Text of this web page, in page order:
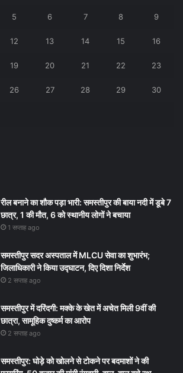
5 6 7 8 9
12 13 14 15 16
19 20 21 22 23
26 27 28 29 30
रील बनाने का शौक पड़ा भारी: समस्तीपुर की बाया नदी में डूबे 7
छात्र, 1 की मौत, 6 को स्थानीय लोगों ने बचाया
1 सप्ताह ago
समस्तीपुर सदर अस्पताल में MLCU सेवा का शुभारंभ;
जिलाधिकारी ने किया उद्घाटन, दिए दिशा निर्देश
2 सप्ताह ago
समस्तीपुर में दरिंदगी: मक्के के खेत में अचेत मिली 9वीं की
छात्रा, सामूहिक दुष्कर्म का आरोप
2 सप्ताह ago
समस्तीपुर: घोड़े को खोलने से टोकने पर बदमाशों ने की